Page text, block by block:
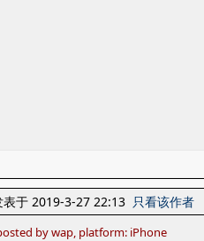
表于 2019-3-27 22:13 只看该作者
by wap, platform: iPhone